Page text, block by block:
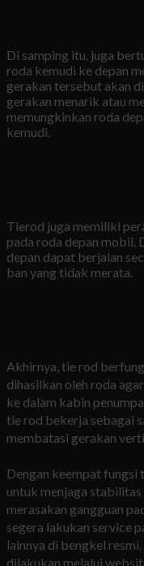
Di samping itu, juga
roda kemudi ke depan
gerakan tersebut akan
gerakan menarik atau
memungkinkan roda
kemudi.
Tierod juga memiliki
pada roda depan mobil.
depan dapat berjalan
ban yang tidak merata.
Akhirnya, tie rod
dihasilkan oleh roda
ke dalam kabin
tie rod bekerja sebagai
membatasi gerakan
Dengan keempat
untuk menjaga
merasakan gangguan
segera lakukan service
lainnya di bengkel
dilakukan melalui